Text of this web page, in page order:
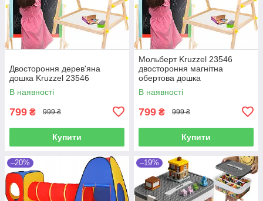
Двостороння дерев'яна
дошка Kruzzel 23546
В наявності
799 ₴ 999 ₴
Купити
Мольберт Kruzzel 23546
двостороння магнітна
обертова дошка
В наявності
799 ₴ 999 ₴
Купити
–20% –19%